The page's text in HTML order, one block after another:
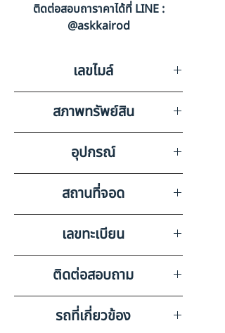
ติดต่อสอบถาราคาได้ที่ LINE :
@askkairod
เลขไมล์
0
สภาพทรัพย์สิน
มีริ้วรอยรอบคัน, ไม่มีทรัพย์สินมี
ค่าอื่นๆ ภายในรถ
อุปกรณ์
-
สถานที่จอด
บริษัท สยามอินเตอร์การประมูล
จำกัด ยโสธร
เลขทะเบียน
70-8712 อุบลราชธานี
ติดต่อสอบถาม
เบอร์ติดต่อฝ่ายขาย 098-253-
5968 หรือ 061-386-4375
รถที่เกี่ยวข้อง